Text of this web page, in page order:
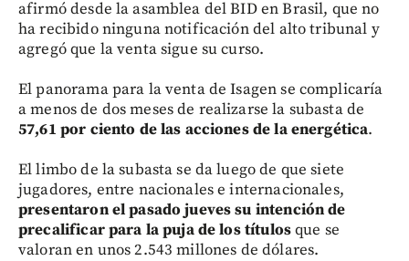
afirmó desde la asamblea del BID en Brasil, que no
ha recibido ninguna notificación del alto tribunal y
agregó que la venta sigue su curso.
El panorama para la venta de Isagen se complicaría
a menos de dos meses de realizarse la subasta de
57,61 por ciento de las acciones de la energética.
El limbo de la subasta se da luego de que siete
jugadores, entre nacionales e internacionales,
presentaron el pasado jueves su intención de
precalificar para la puja de los títulosque se
valoran en unos 2.543 millones de dólares.